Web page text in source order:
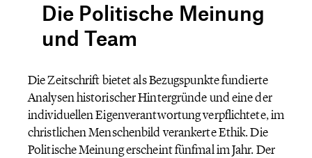
Die Politische Meinung
und Team
Die Zeitschrift bietet als Bezugspunkte fundierte
Analysen historischer Hintergründe und eine der
individuellen Eigenverantwortung verpflichtete, im
christlichen Menschenbild verankerte Ethik. Die
Politische Meinung erscheint fünfmal im Jahr. Der